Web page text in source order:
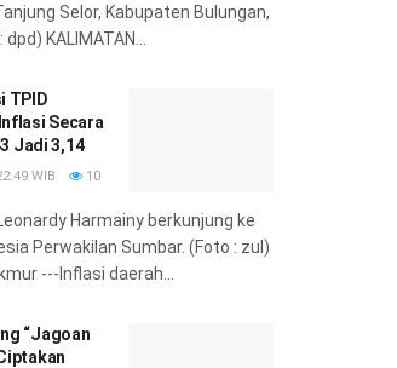
Selor, Kabupaten Bulungan,
KALIMATAN...
TPID
Secara
Jadi 3,14
WIB 10
Harmainy berkunjung ke
Perwakilan Sumbar. (Foto : zul)
---Inflasi daerah...
“Jagoan